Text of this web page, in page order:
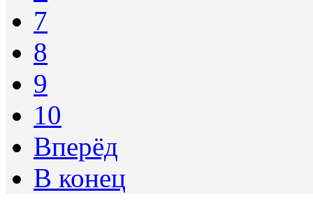
7
8
9
10
Вперёд
В конец